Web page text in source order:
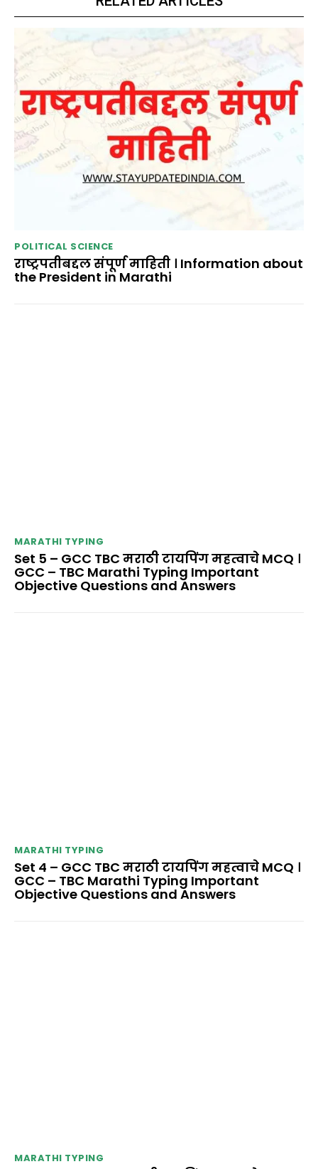
POLITICAL SCIENCE
राष्ट्रपतीबद्दल संपूर्ण माहिती । Information about
the President in Marathi
MARATHI TYPING
Set 5 – GCC TBC मराठी टायपिंग महत्वाचे MCQ ।
GCC – TBC Marathi Typing Important
Objective Questions and Answers
MARATHI TYPING
Set 4 – GCC TBC मराठी टायपिंग महत्वाचे MCQ ।
GCC – TBC Marathi Typing Important
Objective Questions and Answers
MARATHI TYPING